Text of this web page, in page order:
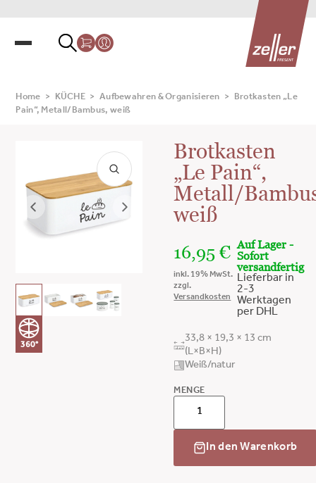
Home > KÜCHE > Aufbewahren & Organisieren >
Brotkasten „Le
Pain“, Metall/Bambus, weiß
360°
Brotkasten
„Le Pain“,
Metall/
weiß
16,95€
inkl. 19% MwSt.
zzgl.
Versandkosten
Auf Lager -
Sofort
versandfertig
Lieferbar in
2-3
Werktagen
per DHL
33,8 × 19,3 × 13 cm
(L×B×H)
Weiß/natur
MENGE
In den Warenkorb